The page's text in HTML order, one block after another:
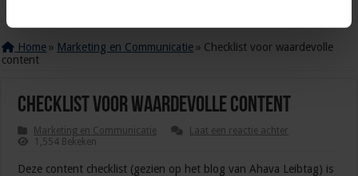
Home » Marketing en Communicatie » Checklist voor waardevolle
content
Checklist voor waardevolle content
Marketing en Communicatie
Laat een reactie achter
1,554 Bekeken
Deze content checklist (gezien op het blog van Ahava Leibtag) is